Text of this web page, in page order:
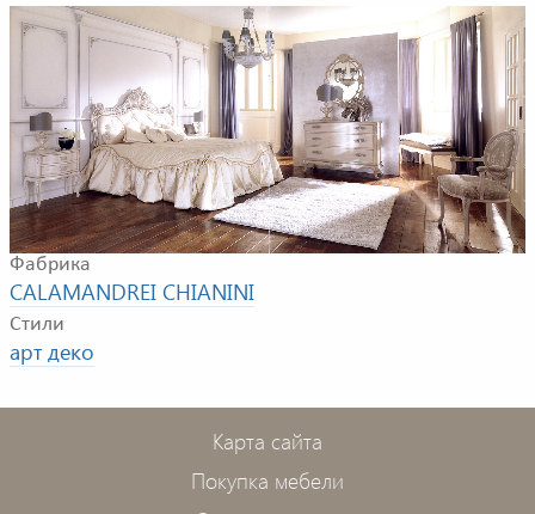
Пример композиции для спальной комнаты. В
композицию входят: кровать, комод, прикроватная
тумбочка, настольная лампа, стул.
Фабрика
CALAMANDREI CHIANINI
Стили
арт деко
Карта сайта
Покупка мебели